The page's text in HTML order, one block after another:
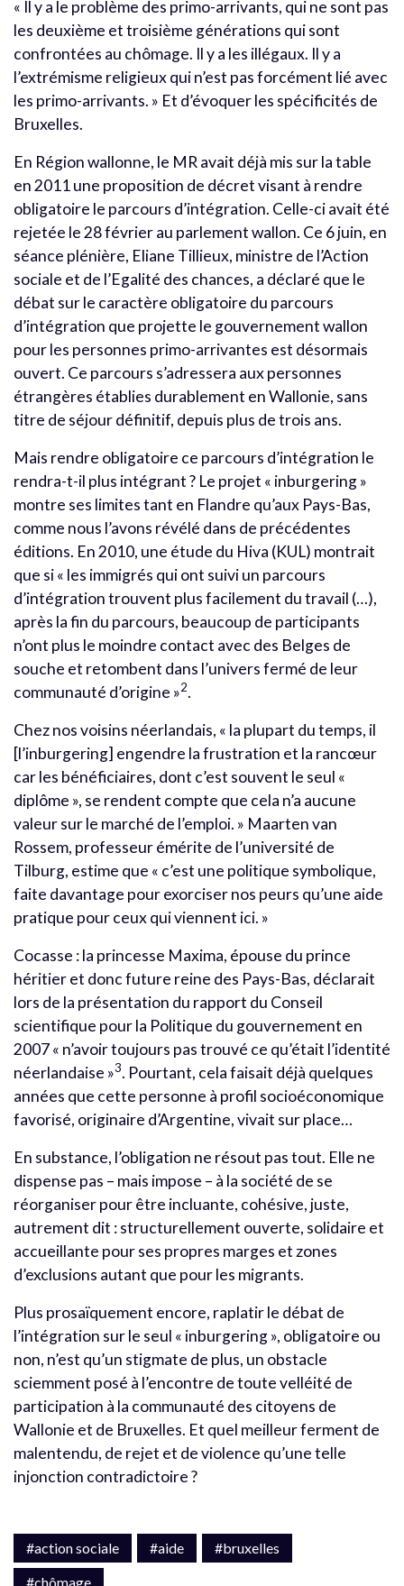
« Il y a le problème des primo-arrivants, qui ne sont pas
les deuxième et troisième générations qui sont
confrontées au chômage. Il y a les illégaux. Il y a
l’extrémisme religieux qui n’est pas forcément lié avec
les primo-arrivants. » Et d’évoquer les spécificités de
Bruxelles.
En Région wallonne, le MR avait déjà mis sur la table
en 2011 une proposition de décret visant à rendre
obligatoire le parcours d’intégration. Celle-ci avait été
rejetée le 28 février au parlement wallon. Ce 6 juin, en
séance plénière, Eliane Tillieux, ministre de l’Action
sociale et de l’Egalité des chances, a déclaré que le
débat sur le caractère obligatoire du parcours
d’intégration que projette le gouvernement wallon
pour les personnes primo-arrivantes est désormais
ouvert. Ce parcours s’adressera aux personnes
étrangères établies durablement en Wallonie, sans
titre de séjour définitif, depuis plus de trois ans.
Mais rendre obligatoire ce parcours d’intégration le
rendra-t-il plus intégrant ? Le projet « inburgering »
montre ses limites tant en Flandre qu’aux Pays-Bas,
comme nous l’avons révélé dans de précédentes
éditions. En 2010, une étude du Hiva (KUL) montrait
que si « les immigrés qui ont suivi un parcours
d’intégration trouvent plus facilement du travail (…),
après la fin du parcours, beaucoup de participants
n’ont plus le moindre contact avec des Belges de
souche et retombent dans l’univers fermé de leur
communauté d’origine »2.
Chez nos voisins néerlandais, « la plupart du temps, il
[l’inburgering] engendre la frustration et la rancœur
car les bénéficiaires, dont c’est souvent le seul «
diplôme », se rendent compte que cela n’a aucune
valeur sur le marché de l’emploi. » Maarten van
Rossem, professeur émérite de l’université de
Tilburg, estime que « c’est une politique symbolique,
faite davantage pour exorciser nos peurs qu’une aide
pratique pour ceux qui viennent ici. »
Cocasse : la princesse Maxima, épouse du prince
héritier et donc future reine des Pays-Bas, déclarait
lors de la présentation du rapport du Conseil
scientifique pour la Politique du gouvernement en
2007 « n’avoir toujours pas trouvé ce qu’était l’identité
néerlandaise »3. Pourtant, cela faisait déjà quelques
années que cette personne à profil socioéconomique
favorisé, originaire d’Argentine, vivait sur place…
En substance, l’obligation ne résout pas tout. Elle ne
dispense pas – mais impose – à la société de se
réorganiser pour être incluante, cohésive, juste,
autrement dit : structurellement ouverte, solidaire et
accueillante pour ses propres marges et zones
d’exclusions autant que pour les migrants.
Plus prosaïquement encore, raplatir le débat de
l’intégration sur le seul « inburgering », obligatoire ou
non, n’est qu’un stigmate de plus, un obstacle
sciemment posé à l’encontre de toute velléité de
participation à la communauté des citoyens de
Wallonie et de Bruxelles. Et quel meilleur ferment de
malentendu, de rejet et de violence qu’une telle
injonction contradictoire ?
#action sociale #aide
#bruxelles
#chômage